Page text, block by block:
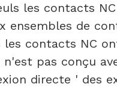
les contacts
ensembles de
les contacts NC
pas conçu
directe ' des